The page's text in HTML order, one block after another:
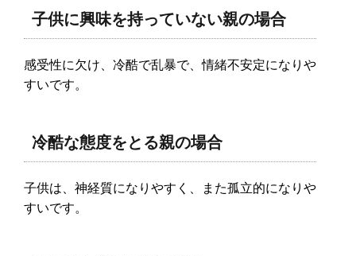
子供に興味を持っていない親の場合
感受性に欠け、冷酷で乱暴で、情緒不安定になりや
すいです。
冷酷な態度をとる親の場合
子供は、神経質になりやすく、また孤立的になりや
すいです。